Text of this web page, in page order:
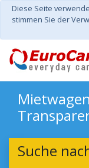
Diese Seite
stimmen Sie der
Suche